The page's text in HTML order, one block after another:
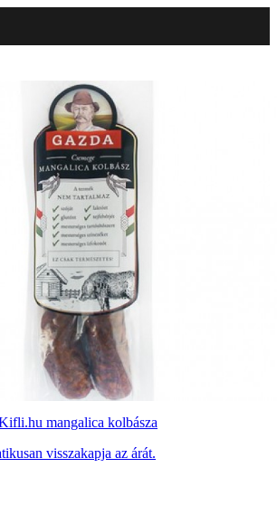
mangalica kolbásza
visszakapja az árát.